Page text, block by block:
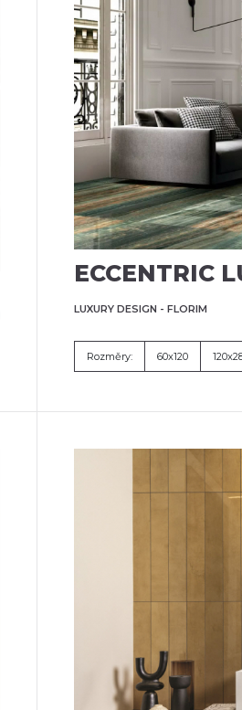
ECCENTRIC
LUXURY DESIGN - FLORIM
Rozměry: 60x120